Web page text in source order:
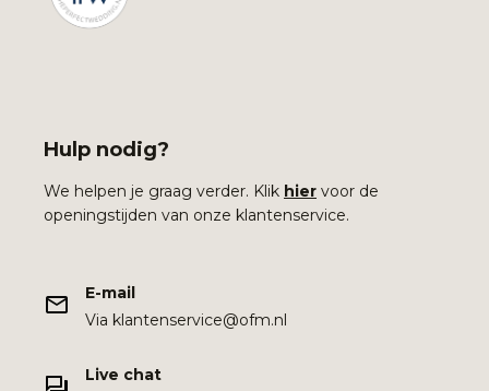
Hulp nodig?
We helpen je graag verder. Klik hier voor de
openingstijden van onze klantenservice.
E-mail
Via klantenservice@ofm.nl
Live chat